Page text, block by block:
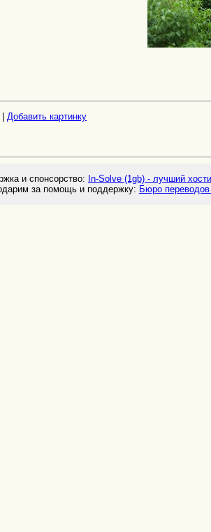
Добавить картинку
и спонсорство: In-Solve (1gb) - лучший
за помощь и поддержку: Бюро переводов